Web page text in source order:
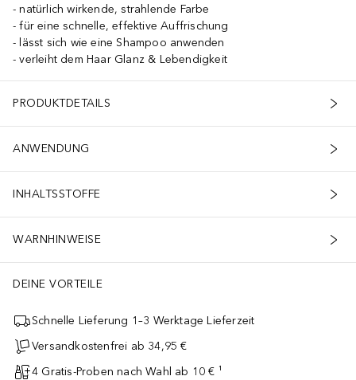
natürlich wirkende, strahlende Farbe
für eine schnelle, effektive Auffrischung
lässt sich wie eine Shampoo anwenden
verleiht dem Haar Glanz & Lebendigkeit
PRODUKTDETAILS
ANWENDUNG
INHALTSSTOFFE
WARNHINWEISE
DEINE VORTEILE
Schnelle Lieferung 1–3 Werktage Lieferzeit
Versandkostenfrei ab 34,95 €
4 Gratis-Proben nach Wahl ab 10 € ¹